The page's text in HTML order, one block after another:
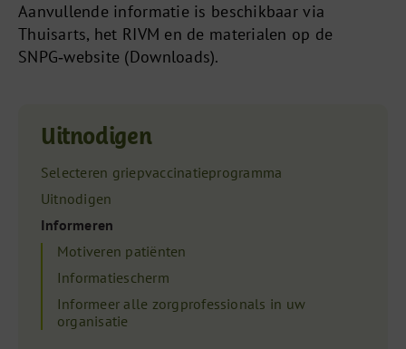
Aanvullende informatie is beschikbaar via
Thuisarts, het RIVM en de materialen op de
SNPG‑website (Downloads).
Uitnodigen
Selecteren griepvaccinatieprogramma
Uitnodigen
Informeren
Motiveren patiënten
Informatiescherm
Informeer alle zorgprofessionals in uw
organisatie